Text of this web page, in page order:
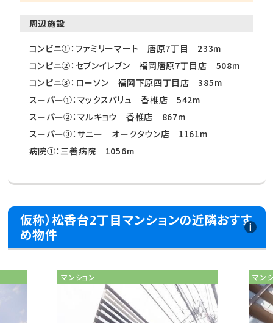
周辺施設
コンビニ①：ファミリーマート 唐原7丁目 233m
コンビニ②：セブンイレブン 福岡唐原7丁目店 508m
コンビニ③：ローソン 福岡下原四丁目店 385m
スーパー①：マックスバリュ 香椎店 542m
スーパー②：マルキョウ 香椎店 867m
スーパー③：サニー オークタウン店 1161m
病院①：三善病院 1056m
仮称）松香台2丁目マンションの近隣おすす
め物件
マンション マン